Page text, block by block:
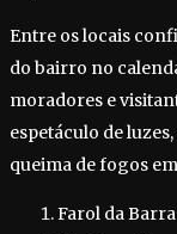
Entre os locais
do bairro no
moradores e
espetáculo de
queima de fogos
Farol da Barra